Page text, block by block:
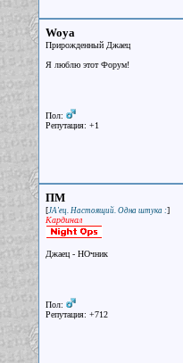
Woya
Прирожденный Джаец
Я люблю этот Форум!
Пол:
Репутация: +1
ПМ
[JA'ец. Настоящий. Одна штука :]
Кардинал
Джаец - НОчник
Пол:
Репутация: +712